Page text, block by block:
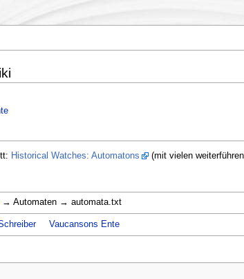
Historical Watches: Automatons (mit vielen
Automaten → automata.txt
Vaucansons Ente